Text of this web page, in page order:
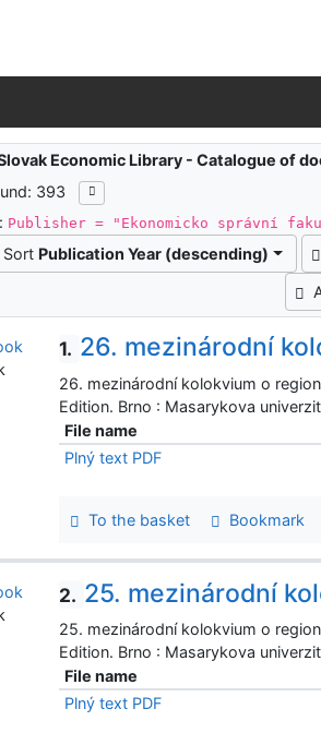
results
Economic Library - Catalogue of
393
Publisher = "Ekonomicko správní
Sort Publication Year (descending)
1. 26. mezinárodní
26. mezinárodní kolokvium o
Edition. Brno : Masarykova
File name
Plný text PDF
To the basket Bookmark
2. 25. mezinárodní
25. mezinárodní kolokvium o
Edition. Brno : Masarykova
File name
Plný text PDF